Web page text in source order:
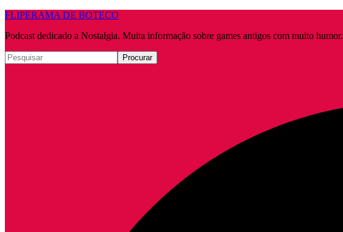
FLIPERAMA DE BOTECO
Podcast dedicado a Nostalgia. Muita informação sobre games antigos com muito humor.